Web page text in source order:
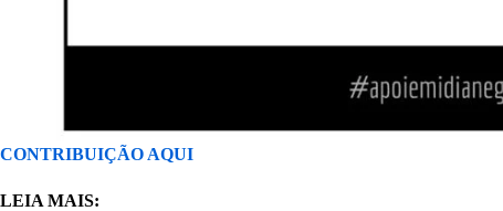
CONTRIBUIÇÃO AQUI
LEIA MAIS: